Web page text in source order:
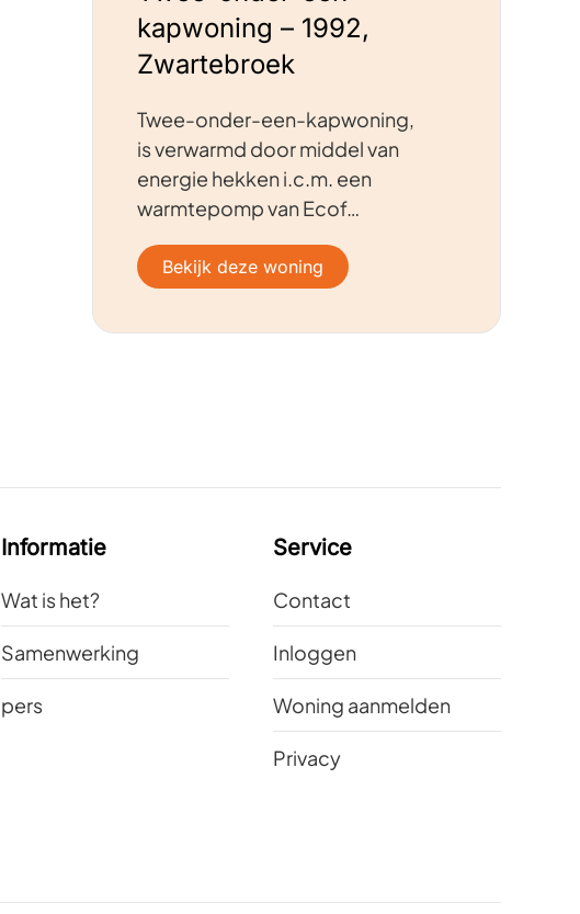
kapwoning – 1992,
Zwartebroek
Twee-onder-een-kapwoning,
is verwarmd door middel van
energie hekken i.c.m. een
warmtepomp van Ecof…
Bekijk deze woning
Informatie
Wat is het?
Samenwerking
pers
Service
Contact
Inloggen
Woning aanmelden
Privacy